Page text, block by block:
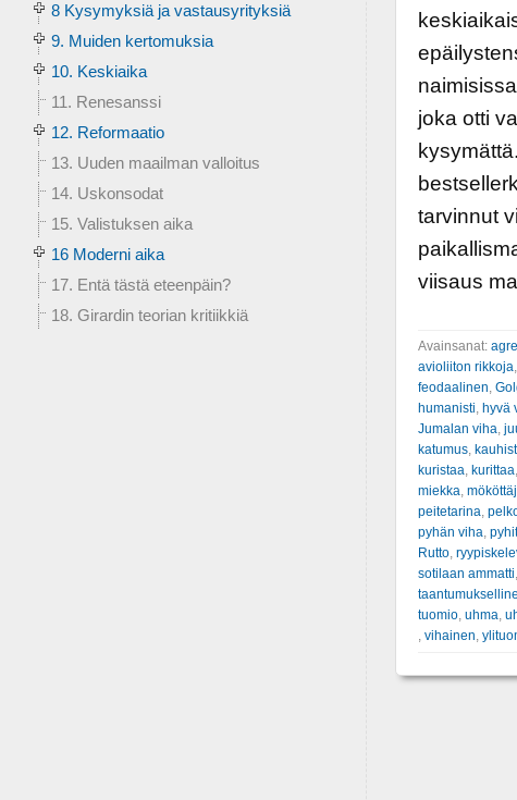
joka otti
tarvinnut
viisaus
Avainsanat:
avioliiton rikkoja
feodaalinen
humanisti hyvä
Jumalan viha
katumus,
kuristaa kurittaa
miekka
peitetarina
pyhän viha
Rutto,
sotilaan ammatti
tuomio, uhma
vihainen
8 Kysymyksiä ja vastausyrityksiä
9. Muiden kertomuksia
10. Keskiaika
11. Renesanssi
12. Reformaatio
13. Uuden maailman valloitus
14. Uskonsodat
15. Valistuksen aika
16 Moderni aika
17. Entä tästä eteenpäin?
18. Girardin teorian kritiikkiä